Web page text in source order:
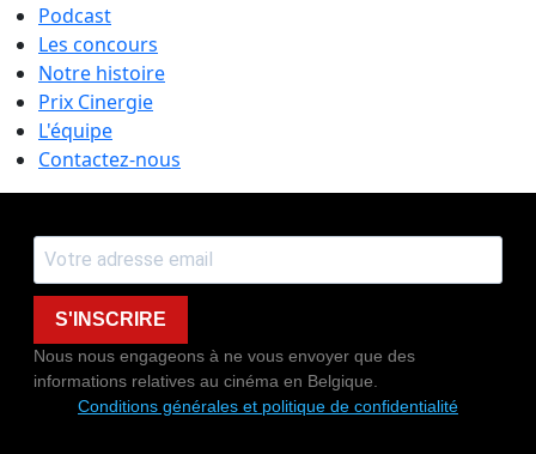
Podcast
Les concours
Notre histoire
Prix Cinergie
L'équipe
Contactez-nous
S'INSCRIRE
Nous nous engageons à ne vous envoyer que des
informations relatives au cinéma en Belgique.
Conditions générales et politique de confidentialité